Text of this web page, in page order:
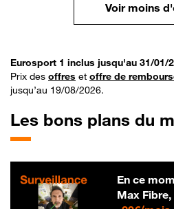
Voir moins
Eurosport 1 inclus jusqu'au 31/01/
Prix des offres et offre de
jusqu’au 19/08/2026.
Les bons plans du
En ce
Max